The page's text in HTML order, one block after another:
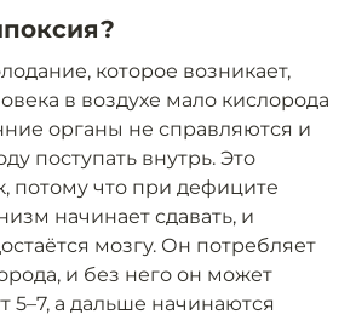
которое возникает,
в воздухе мало кислорода
органы не справляются и
поступать внутрь. Это
потому что при дефиците
начинает сдавать, и
мозгу. Он потребляет
и без него он может
5–7, а дальше начинаются